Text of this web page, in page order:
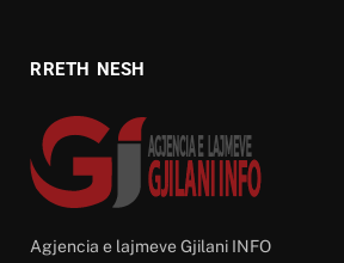
RRETH NESH
Agjencia e lajmeve Gjilani INFO